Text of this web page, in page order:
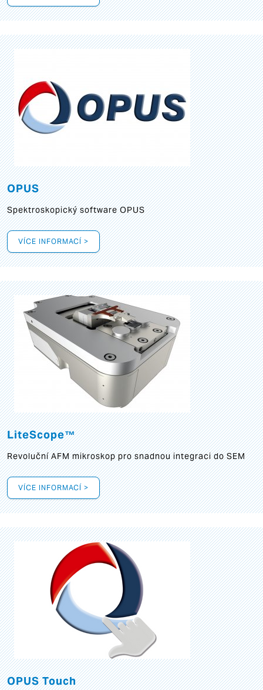
OPUS
Spektroskopický software OPUS
VÍCE INFORMACÍ >
LiteScope™
Revoluční AFM mikroskop pro snadnou integraci do SEM
VÍCE INFORMACÍ >
OPUS Touch